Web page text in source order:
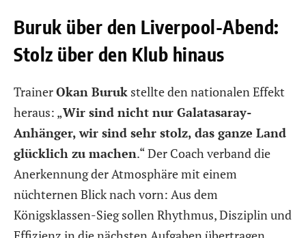
Buruk über den Liverpool-Abend:
Stolz über den Klub hinaus
TrainerOkan Buruk stellte den nationalen Effekt
heraus: „Wir sind nicht nur Galatasaray-
Anhänger, wir sind sehr stolz, das ganze Land
glücklich zu machen.“ Der Coach verband die
Anerkennung der Atmosphäre mit einem
nüchternen Blick nach vorn: Aus dem
Königsklassen-Sieg sollen Rhythmus, Disziplin und